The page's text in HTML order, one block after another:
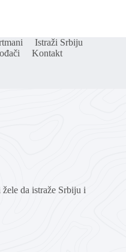
Istraži Srbiju
Kontakt
da istraže Srbiju i